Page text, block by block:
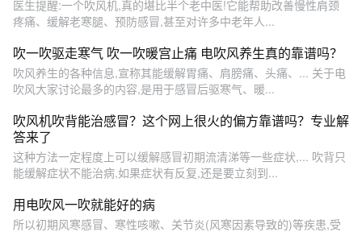
医生提醒:一个吹风机,真的堪比半个老中医!它能帮助改善慢性肩颈
疼痛、缓解老寒腿、预防感冒,甚至对许多中老年人...
吹一吹驱走寒气 吹一吹暖宫止痛 电吹风养生真的靠谱吗？
吹风养生的各种信息,宣称其能缓解胃痛、肩膀痛、头痛、... 关于电
吹风大家讨论最多的内容,是用于感冒后驱寒气、暖...
吹风机吹背能治感冒？这个网上很火的偏方靠谱吗？专业解
答来了
这种方法一定程度上可以缓解感冒初期流清涕等一些症状,... 吹背只
能缓解症状不能治病,如果症状有反复,还是要立刻到...
用电吹风一吹就能好的病
所以初期风寒感冒、寒性咳嗽、关节炎(风寒因素导致的)等疾患,受